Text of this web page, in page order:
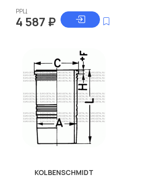
РРЦ
4 587 ₽
KOLBENSCHMIDT